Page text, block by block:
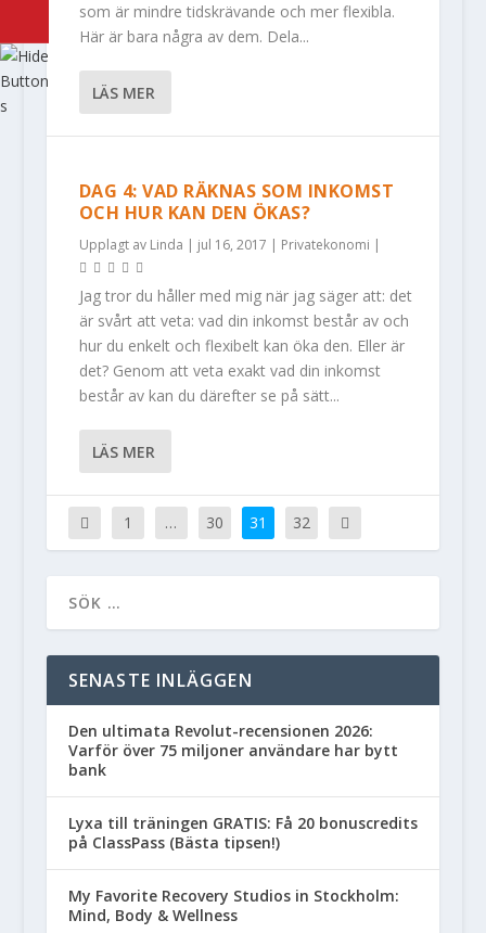
som är mindre tidskrävande och mer flexibla.
Här är bara några av dem. Dela...
LÄS MER
DAG 4: VAD RÄKNAS SOM INKOMST
OCH HUR KAN DEN ÖKAS?
Upplagt av Linda | jul 16, 2017 | Privatekonomi |
Jag tror du håller med mig när jag säger att: det
är svårt att veta: vad din inkomst består av och
hur du enkelt och flexibelt kan öka den. Eller är
det? Genom att veta exakt vad din inkomst
består av kan du därefter se på sätt...
LÄS MER
1 … 30 31 32
SENASTE INLÄGGEN
Den ultimata Revolut-recensionen 2026:
Varför över 75 miljoner användare har bytt
bank
Lyxa till träningen GRATIS: Få 20 bonuscredits
på ClassPass (Bästa tipsen!)
My Favorite Recovery Studios in Stockholm:
Mind, Body & Wellness